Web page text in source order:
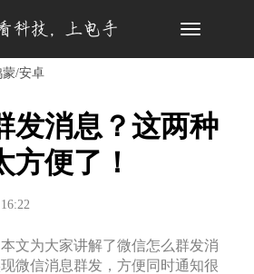
Toggle
蒙/安卓
发消息？这两种
方便了！
文为大家讲解了微信怎么群发消
微信消息群发，方便同时通知很